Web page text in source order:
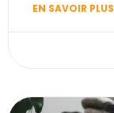
EN SAVOIR PLUS